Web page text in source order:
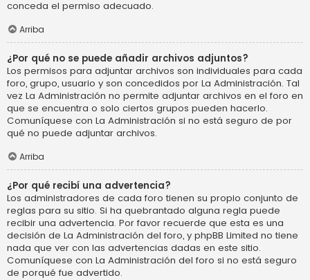
conceda el permiso adecuado.
Arriba
¿Por qué no se puede añadir archivos adjuntos?
Los permisos para adjuntar archivos son individuales para cada
foro, grupo, usuario y son concedidos por La Administración. Tal
vez La Administración no permite adjuntar archivos en el foro en
que se encuentra o solo ciertos grupos pueden hacerlo.
Comuníquese con La Administración si no está seguro de por
qué no puede adjuntar archivos.
Arriba
¿Por qué recibí una advertencia?
Los administradores de cada foro tienen su propio conjunto de
reglas para su sitio. Si ha quebrantado alguna regla puede
recibir una advertencia. Por favor recuerde que esta es una
decisión de La Administración del foro, y phpBB Limited no tiene
nada que ver con las advertencias dadas en este sitio.
Comuníquese con La Administración del foro si no está seguro
de porqué fue advertido.